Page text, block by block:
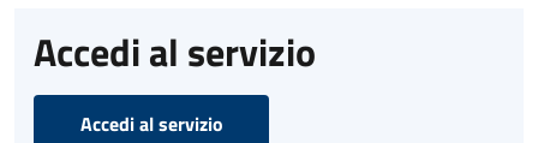
Accedi al servizio
Accedi al servizio